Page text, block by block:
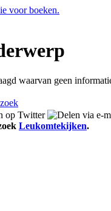
waarvan geen
zoek
Leukomtekijken.